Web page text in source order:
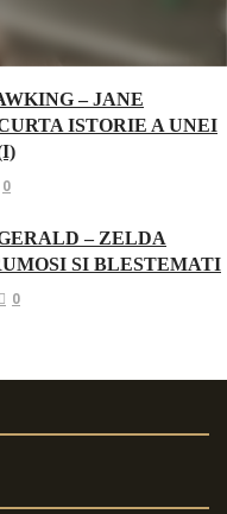
– JANE
ISTORIE A UNEI
0
– ZELDA
SI BLESTEMATI
0